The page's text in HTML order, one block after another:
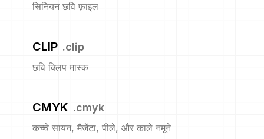
सिनियन छवि फ़ाइल
CLIP .clip
छवि क्लिप मास्क
CMYK .cmyk
कच्चे सायन, मैजेंटा, पीले, और काले नमूने